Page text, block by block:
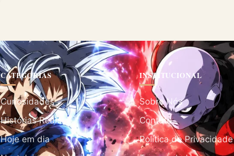
CATEGORIAS
Curiosidades
Histórias Reais
Hoje em dia
INSTITUCIONAL
Sobre Nós
Contato
Política de Privacidade